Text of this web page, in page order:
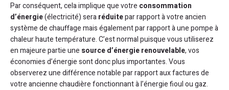
Par conséquent, cela implique que votre consommation
d’énergie(électricité) seraréduitepar rapport à votre ancien
système de chauffage mais également par rapport à une pompe à
chaleur haute température. C’est normal puisque vous utiliserez
en majeure partie une source d’énergie renouvelable, vos
économies d’énergie sont donc plus importantes. Vous
observerez une différence notable par rapport aux factures de
votre ancienne chaudière fonctionnant à l’énergie fioul ou gaz.